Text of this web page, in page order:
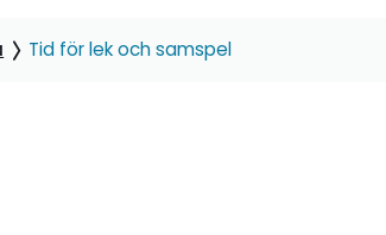
Tid för lek och samspel